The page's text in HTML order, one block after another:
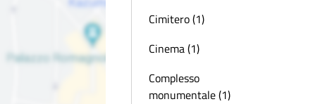
Cimitero (1)
Cinema (1)
Complesso
monumentale (1)